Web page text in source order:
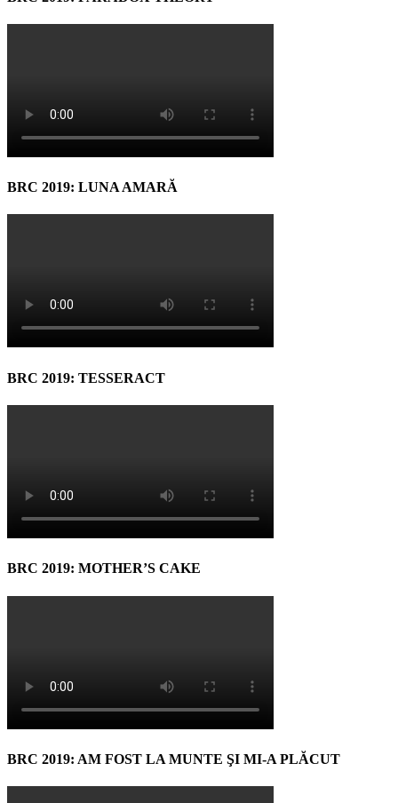
BRC 2019: LUNA AMARĂ
BRC 2019: TESSERACT
BRC 2019: MOTHER’S CAKE
BRC 2019: AM FOST LA MUNTE ŞI MI-A PLĂCUT